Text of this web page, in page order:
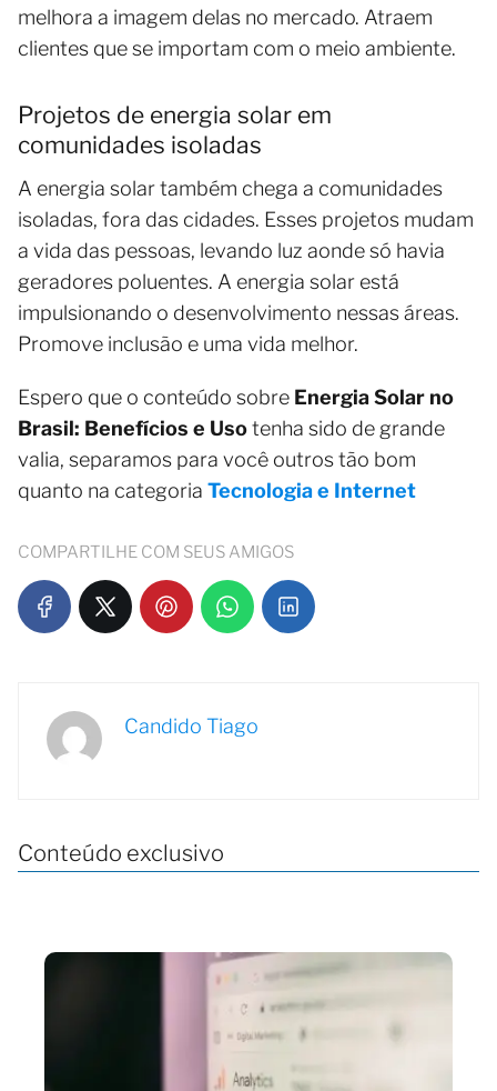
melhora a imagem delas no mercado. Atraem
clientes que se importam com o meio ambiente.
Projetos de energia solar em
comunidades isoladas
A energia solar também chega a comunidades
isoladas, fora das cidades. Esses projetos mudam
a vida das pessoas, levando luz aonde só havia
geradores poluentes. A energia solar está
impulsionando o desenvolvimento nessas áreas.
Promove inclusão e uma vida melhor.
Espero que o conteúdo sobre Energia Solar no
Brasil: Benefícios e Usotenha sido de grande
valia, separamos para você outros tão bom
quanto na categoria Tecnologia e Internet
COMPARTILHE COM SEUS AMIGOS
Candido Tiago
Conteúdo exclusivo